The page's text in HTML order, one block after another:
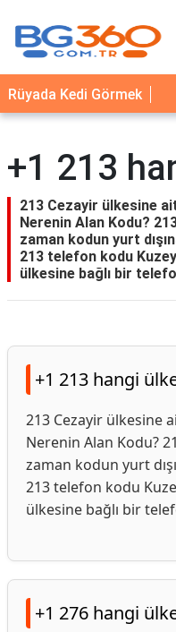
YEMEK
TARİFLERİ
NEDİR
FAYDALARI
SAĞLIK
İLETİŞİM
Rüyada Kedi Görmek
+1 213
213 Cezayir ülkesine
Nerenin Alan Kodu?
zaman kodun yurt
213 telefon kodu
ülkesine bağlı bir
+1 213 hangi
213 Cezayir ülkesine
Nerenin Alan Kodu?
zaman kodun yurt
213 telefon kodu
ülkesine bağlı bir
+1 276 hangi